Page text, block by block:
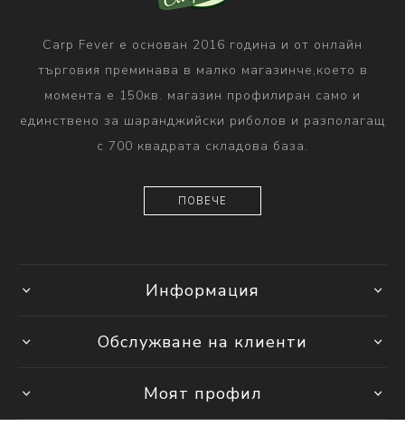
Carp Fever е основан 2016 година и от онлайн
търговия преминава в малко магазинче,което в
момента е 150кв. магазин профилиран само и
единствено за шаранджийски риболов и разполагащ
с 700 квадрата складова база.
ПОВЕЧЕ
Информация
Обслужване на клиенти
Моят профил